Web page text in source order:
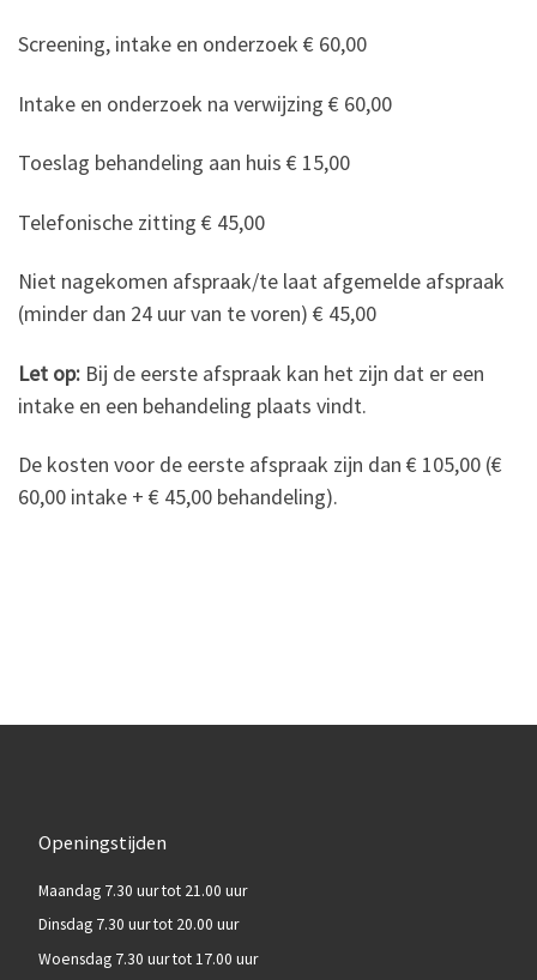
Screening, intake en onderzoek € 60,00
Intake en onderzoek na verwijzing € 60,00
Toeslag behandeling aan huis € 15,00
Telefonische zitting € 45,00
Niet nagekomen afspraak/te laat afgemelde afspraak
(minder dan 24 uur van te voren) € 45,00
Let op: Bij de eerste afspraak kan het zijn dat er een
intake en een behandeling plaats vindt.
De kosten voor de eerste afspraak zijn dan € 105,00 (€
60,00 intake + € 45,00 behandeling).
Openingstijden
Maandag 7.30 uur tot 21.00 uur
Dinsdag 7.30 uur tot 20.00 uur
Woensdag 7.30 uur tot 17.00 uur